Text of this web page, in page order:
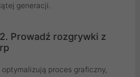
generacji.
Prowadź rozgrywki z
proces graficzny,